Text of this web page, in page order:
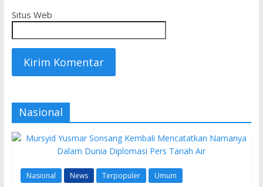
Situs Web
Nasional
Nasional News Terpopuler Umum